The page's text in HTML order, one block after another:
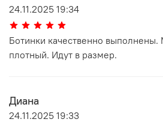
24.11.2025 19:34
Ботинки качественно выполнены.
плотный. Идут в размер.
Диана
24.11.2025 19:33